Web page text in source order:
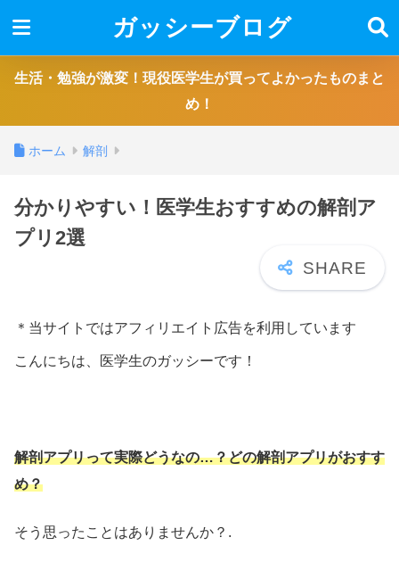
ガッシーブログ
生活・勉強が激変！現役医学生が買ってよかったものまと
め！
ホーム 解剖
分かりやすい！医学生おすすめの解剖ア
プリ2選
＊当サイトではアフィリエイト広告を利用しています
こんにちは、医学生のガッシーです！
解剖アプリって実際どうなの…？どの解剖アプリがおすす
め？
そう思ったことはありませんか？.